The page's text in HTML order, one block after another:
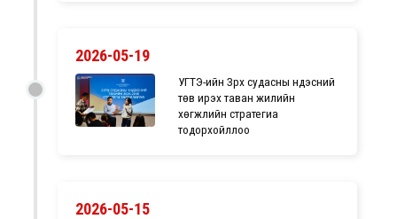
2026-05-19
УГТЭ-ийн Зүрх судасны үндэсний
төв ирэх таван жилийн
хөгжлийн стратегиа
тодорхойллоо
2026-05-15